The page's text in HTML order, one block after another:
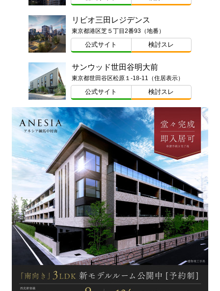
リビオ三田レジデンス
東京都港区芝５丁目2番93（地番）
公式サイト 検討スレ
サンウッド世田谷明大前
東京都世田谷区松原１-18-11（住居表示）
公式サイト 検討スレ